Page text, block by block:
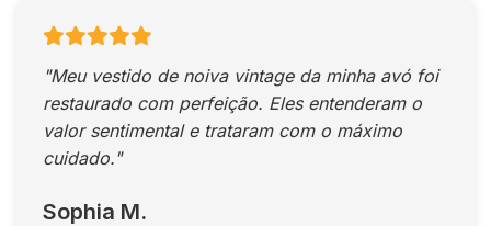
"Meu vestido de noiva vintage da minha avó foi
restaurado com perfeição. Eles entenderam o
valor sentimental e trataram com o máximo
cuidado."
Sophia M.